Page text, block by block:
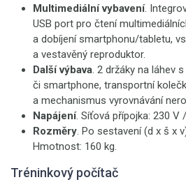
Multimediální vybavení.
USB port pro čtení
a dobíjení smartphonu/tabletu,
a vestavěný reproduktor.
Další výbava. 2 držáky na láhev
či smartphone, transportní
a mechanismus vyrovnávání
Napájení. Síťová přípojka: 230 V
Rozměry. Po sestavení (d x š x
Hmotnost: 160 kg.
Tréninkový počítač